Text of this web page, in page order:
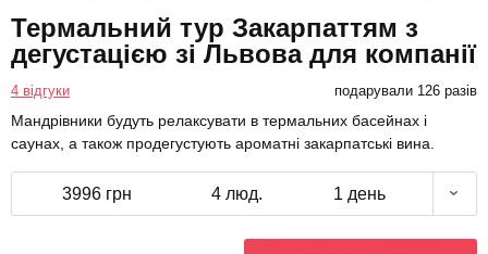
Термальний тур Закарпаттям з
дегустацією зі Львова для компанії
4 відгуки подарували 126 разів
Мандрівники будуть релаксувати в термальних басейнах і
саунах, а також продегустують ароматні закарпатські вина.
3996 грн 4 люд. 1 день